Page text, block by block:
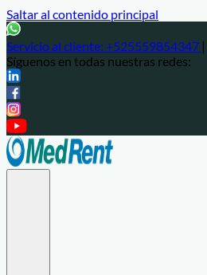
Saltar al contenido principal
Servicio al cliente: +525559854347 |
Síguenos en todas nuestras redes: